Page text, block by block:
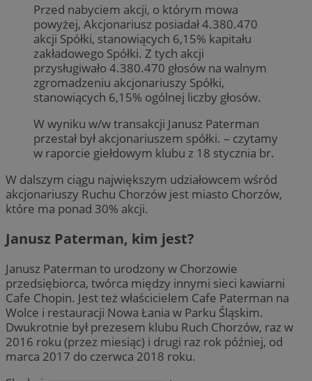
Przed nabyciem akcji, o którym mowa
powyżej, Akcjonariusz posiadał 4.380.470
akcji Spółki, stanowiących 6,15% kapitału
zakładowego Spółki. Z tych akcji
przysługiwało 4.380.470 głosów na walnym
zgromadzeniu akcjonariuszy Spółki,
stanowiących 6,15% ogólnej liczby głosów.
W wyniku w/w transakcji Janusz Paterman
przestał był akcjonariuszem spółki. – czytamy
w raporcie giełdowym klubu z 18 stycznia br.
W dalszym ciągu największym udziałowcem wśród
akcjonariuszy Ruchu Chorzów jest miasto Chorzów,
które ma ponad 30% akcji.
Janusz Paterman, kim jest?
Janusz Paterman to urodzony w Chorzowie
przedsiębiorca, twórca między innymi sieci kawiarni
Cafe Chopin. Jest też właścicielem Cafe Paterman na
Wolce i restauracji Nowa Łania w Parku Śląskim.
Dwukrotnie był prezesem klubu Ruch Chorzów, raz w
2016 roku (przez miesiąc) i drugi raz rok później, od
marca 2017 do czerwca 2018 roku.